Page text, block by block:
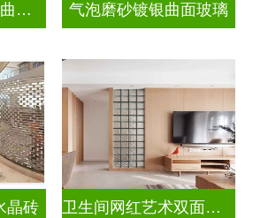
磨砂精磨幕墙景墙曲面玻璃 气泡磨砂镀银曲面玻璃
晶砖 卫生间网红艺术双面玻璃砖